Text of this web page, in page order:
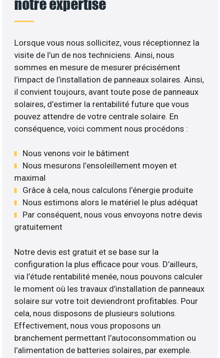
notre expertise
Lorsque vous nous sollicitez, vous réceptionnez la
visite de l’un de nos techniciens. Ainsi, nous
sommes en mesure de mesurer précisément
l’impact de l’installation de panneaux solaires. Ainsi,
il convient toujours, avant toute pose de panneaux
solaires, d’estimer la rentabilité future que vous
pouvez attendre de votre centrale solaire. En
conséquence, voici comment nous procédons :
Nous venons voir le bâtiment
Nous mesurons l’ensoleillement moyen et
maximal
Grâce à cela, nous calculons l’énergie produite
Nous estimons alors le matériel le plus adéquat
Par conséquent, nous vous envoyons notre devis
gratuitement
Notre devis est gratuit et se base sur la
configuration la plus efficace pour vous. D’ailleurs,
via l’étude rentabilité menée, nous pouvons calculer
le moment où les travaux d’installation de panneaux
solaire sur votre toit deviendront profitables. Pour
cela, nous disposons de plusieurs solutions.
Effectivement, nous vous proposons un
branchement permettant l’autoconsommation ou
l’alimentation de batteries solaires, par exemple.